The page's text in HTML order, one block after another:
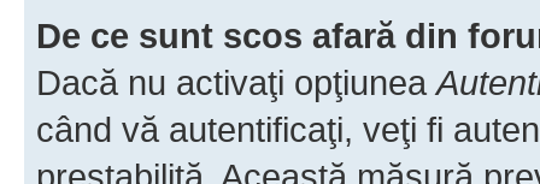
De ce sunt scos afară din
Dacă nu activaţi opţiunea
când vă autentificaţi, veţi fi